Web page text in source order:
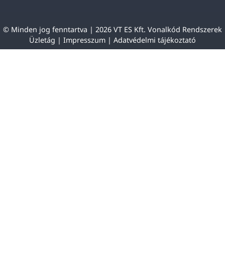
© Minden jog fenntartva | 2026 VT ES Kft. Vonalkód Rendszerek
Üzletág | Impresszum | Adatvédelmi tájékoztató